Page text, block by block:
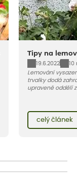
Tipy na
19.6.2022
10
Lemování
trvalky dodá
upraveně oddělí
celý článek